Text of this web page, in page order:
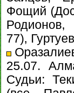
Фощий
77),
25.07.
Судьи: